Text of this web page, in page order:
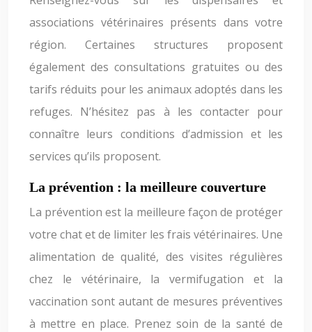
associations vétérinaires présents dans votre
région. Certaines structures proposent
également des consultations gratuites ou des
tarifs réduits pour les animaux adoptés dans les
refuges. N’hésitez pas à les contacter pour
connaître leurs conditions d’admission et les
services qu’ils proposent.
La prévention : la meilleure couverture
La prévention est la meilleure façon de protéger
votre chat et de limiter les frais vétérinaires. Une
alimentation de qualité, des visites régulières
chez le vétérinaire, la vermifugation et la
vaccination sont autant de mesures préventives
à mettre en place. Prenez soin de la santé de